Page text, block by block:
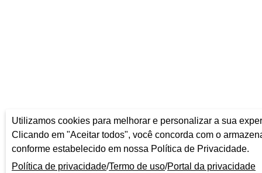
Utilizamos cookies para melhorar e personalizar a sua
Clicando em "Aceitar todos", você concorda com o
conforme estabelecido em nossa Política de Privacidade.
Política de privacidade/Termo de uso/Portal da privacidade